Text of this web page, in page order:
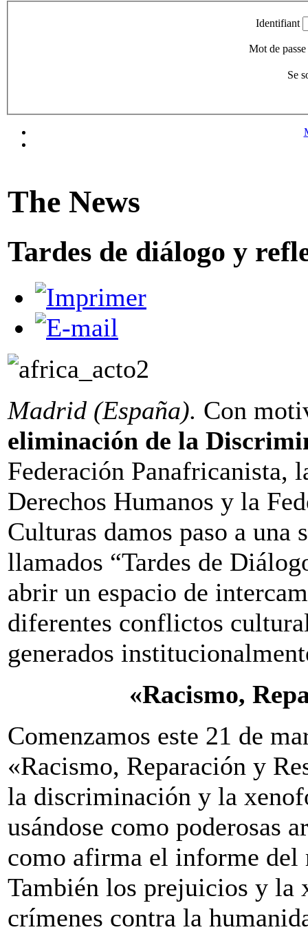
Identifiant
Mot de passe
Se
The News
Tardes de diálogo y
Madrid (España). Con
eliminación de la
Federación Panafricanista,
Derechos Humanos y la
Culturas damos paso a una
llamados “Tardes de
abrir un espacio de
diferentes conflictos
generados
«Racismo,
Comenzamos este 21 de
«Racismo, Reparación y
la discriminación y la
usándose como poderosas
como afirma el informe del
También los prejuicios y la
crímenes contra la